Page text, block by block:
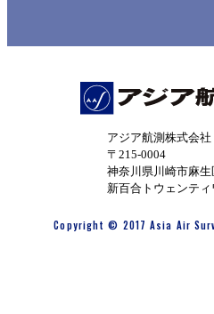
アジア航測株式会
〒215-0004
神奈川県川崎市麻生
新百合トウェンテ
Copyright © 2017 Asia Air